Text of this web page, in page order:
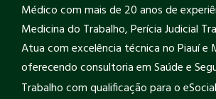
Médico com mais de 20 anos de
Medicina do Trabalho, Perícia Judicial
Atua com excelência técnica no Piauí e
oferecendo consultoria em Saúde e
Trabalho com qualificação para o